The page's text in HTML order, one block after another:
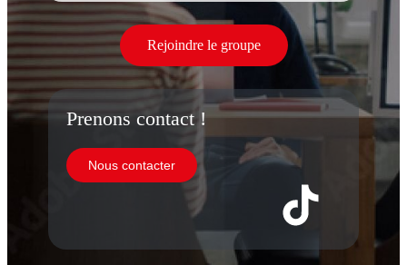
Rejoindre le groupe
Prenons contact !
Nous contacter